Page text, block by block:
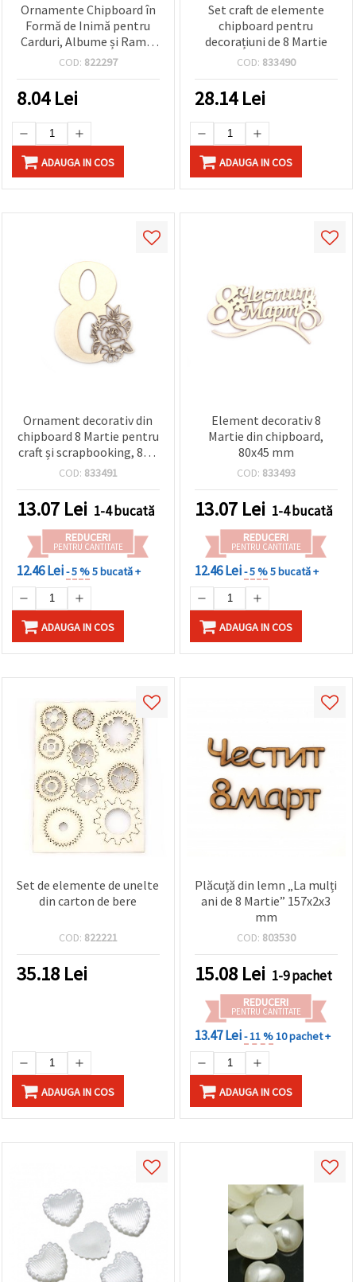
Ornamente Chipboard în
Formă de Inimă pentru
Carduri, Albume și Rame,
40x50x1 mm – 2 bucăți
COD: 822297
8.04Lei
ADAUGA IN COS
Set craft de elemente
chipboard pentru
decorațiuni de 8 Martie
COD: 833490
28.14Lei
ADAUGA IN COS
Ornament decorativ din
chipboard 8 Martie pentru
craft și scrapbooking, 80 x
60 mm
COD: 833491
13.07 Lei 1-4 bucată
REDUCERI
PENTRU CANTITATE
12.46 Lei- 5 %5 bucată +
ADAUGA IN COS
Element decorativ 8
Martie din chipboard,
80x45 mm
COD: 833493
13.07 Lei 1-4 bucată
REDUCERI
PENTRU CANTITATE
12.46 Lei- 5 %5 bucată +
ADAUGA IN COS
Set de elemente de unelte
din carton de bere
COD: 822221
35.18 Lei
ADAUGA IN COS
Plăcuță din lemn „La mulți
ani de 8 Martie” 157x2x3
mm
COD: 803530
15.08 Lei 1-9 pachet
REDUCERI
PENTRU CANTITATE
13.47 Lei- 11 %10 pachet +
ADAUGA IN COS